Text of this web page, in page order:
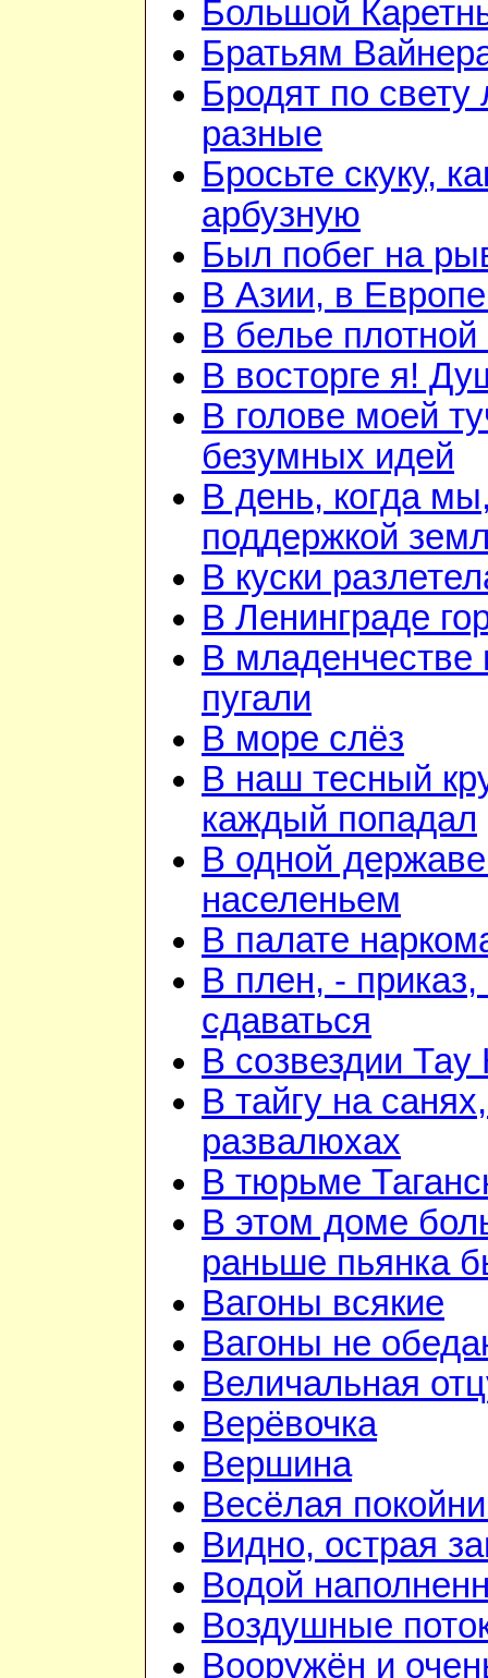
Большой
Братьям
Бродят по свету
разные
Бросьте скуку,
арбузную
Был побег на
В Азии, в
В белье плотной
В восторге я!
В голове моей
безумных идей
В день, когда
поддержкой
В куски
В Ленинграде
В младенчестве
пугали
В море слёз
В наш тесный
каждый попадал
В одной
населеньем
В палате
В плен, - приказ,
сдаваться
В созвездии Тау
В тайгу на
развалюхах
В тюрьме
В этом доме
раньше пьянка
Вагоны всякие
Вагоны не
Величальная
Верёвочка
Вершина
Весёлая
Видно, острая
Водой
Воздушные
Вооружён и